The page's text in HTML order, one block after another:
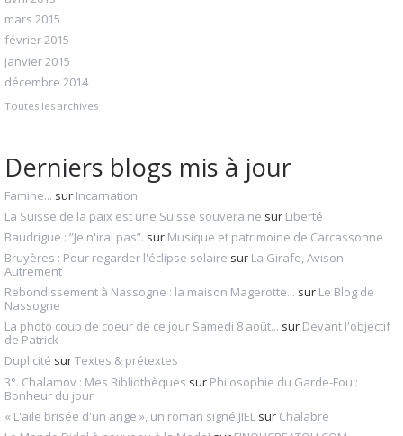
mars 2015
février 2015
janvier 2015
décembre 2014
Toutes les archives
Derniers blogs mis à jour
Famine... sur Incarnation
La Suisse de la paix est une Suisse souveraine sur Liberté
Baudrigue : ”Je n'irai pas”. sur Musique et patrimoine de Carcassonne
Bruyères : Pour regarder l'éclipse solaire sur La Girafe, Avison-
Autrement
Rebondissement à Nassogne : la maison Magerotte... sur Le Blog de
Nassogne
La photo coup de coeur de ce jour Samedi 8 août... sur Devant l'objectif
de Patrick
Duplicité surTextes & prétextes
3°. Chalamov : Mes Bibliothèques sur Philosophie du Garde-Fou :
Bonheur du jour
« L'aile brisée d'un ange », un roman signé JIEL sur Chalabre